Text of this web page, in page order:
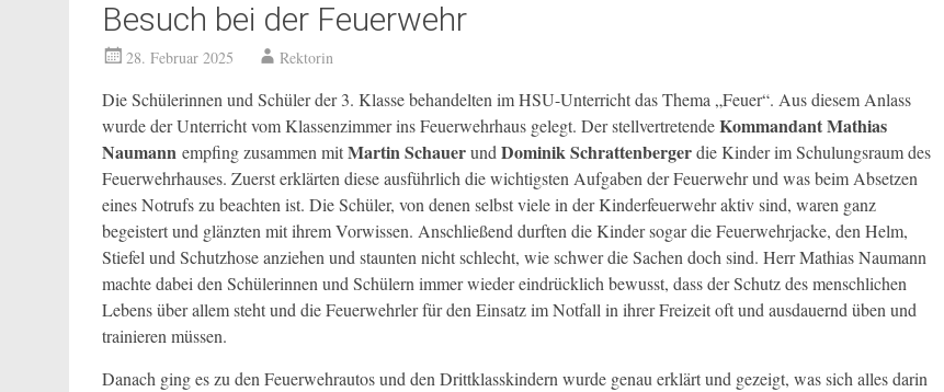
Besuch bei der Feuerwehr
28. Februar 2025 Rektorin
Die Schülerinnen und Schüler der 3. Klasse behandelten im HSU-Unterricht das Thema „Feuer“. Aus diesem Anlass
wurde der Unterricht vom Klassenzimmer ins Feuerwehrhaus gelegt. Der stellvertretendeKommandant Mathias
Naumann empfing zusammen mitMartin Schauerund Dominik Schrattenbergerdie Kinder im Schulungsraum des
Feuerwehrhauses. Zuerst erklärten diese ausführlich die wichtigsten Aufgaben der Feuerwehr und was beim Absetzen
eines Notrufs zu beachten ist. Die Schüler, von denen selbst viele in der Kinderfeuerwehr aktiv sind, waren ganz
begeistert und glänzten mit ihrem Vorwissen. Anschließend durften die Kinder sogar die Feuerwehrjacke, den Helm,
Stiefel und Schutzhose anziehen und staunten nicht schlecht, wie schwer die Sachen doch sind. Herr Mathias Naumann
machte dabei den Schülerinnen und Schülern immer wieder eindrücklich bewusst, dass der Schutz des menschlichen
Lebens über allem steht und die Feuerwehrler für den Einsatz im Notfall in ihrer Freizeit oft und ausdauernd üben und
trainieren müssen.
Danach ging es zu den Feuerwehrautos und den Drittklasskindern wurde genau erklärt und gezeigt, was sich alles darin